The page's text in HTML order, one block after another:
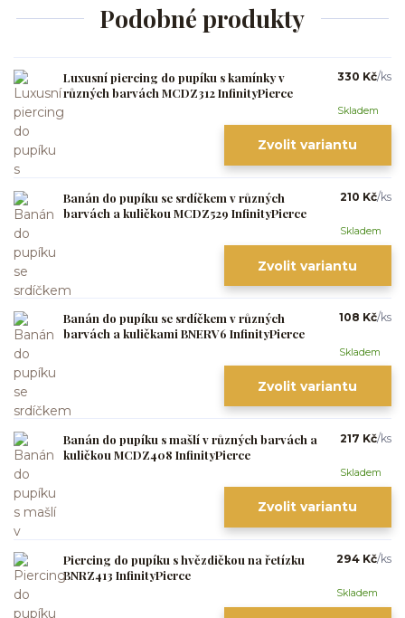
Podobné produkty
Luxusní piercing do pupíku s kamínky v
různých barvách MCDZ312 InfinityPierce
330 Kč/ks
Skladem
Zvolit variantu
Banán do pupíku se srdíčkem v různých
barvách a kuličkou MCDZ529 InfinityPierce
210 Kč/ks
Skladem
Zvolit variantu
Banán do pupíku se srdíčkem v různých
barvách a kuličkami BNERV6 InfinityPierce
108 Kč/ks
Skladem
Zvolit variantu
Banán do pupíku s mašlí v různých barvách a
kuličkou MCDZ408 InfinityPierce
217 Kč/ks
Skladem
Zvolit variantu
Piercing do pupíku s hvězdičkou na řetízku
BNRZ413 InfinityPierce
294 Kč/ks
Skladem